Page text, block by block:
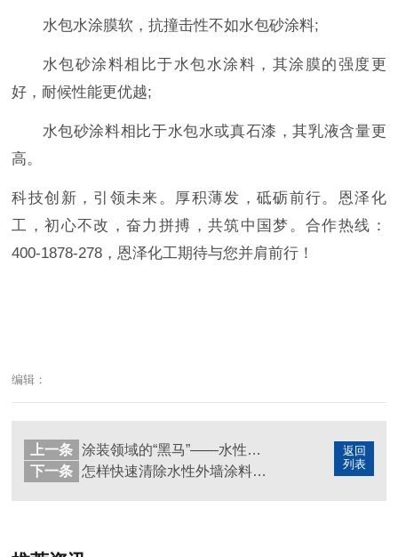
水包水涂膜软，抗撞击性不如水包砂涂料;
水包砂涂料相比于水包水涂料，其涂膜的强度更
好，耐候性能更优越;
水包砂涂料相比于水包水或真石漆，其乳液含量更
高。
科技创新，引领未来。厚积薄发，砥砺前行。恩泽化
工，初心不改，奋力拼搏，共筑中国梦。合作热线：
400-1878-278，恩泽化工期待与您并肩前行！
编辑：
返回
列表
上一条
涂装领域的“黑马”——水性防闪锈剂未来发展趋势
下一条
怎样快速清除水性外墙涂料?教你这招，省时省力成本低